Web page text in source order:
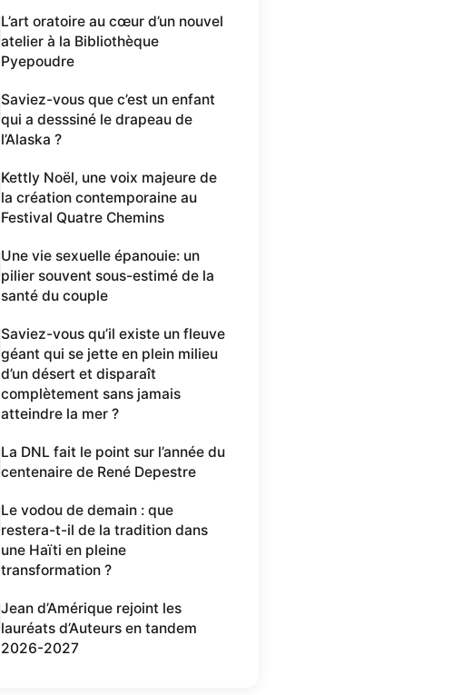
L’art oratoire au cœur d’un nouvel
atelier à la Bibliothèque
Pyepoudre
Saviez-vous que c’est un enfant
qui a desssiné le drapeau de
l’Alaska ?
Kettly Noël, une voix majeure de
la création contemporaine au
Festival Quatre Chemins
Une vie sexuelle épanouie: un
pilier souvent sous-estimé de la
santé du couple
Saviez-vous qu’il existe un fleuve
géant qui se jette en plein milieu
d’un désert et disparaît
complètement sans jamais
atteindre la mer ?
La DNL fait le point sur l’année du
centenaire de René Depestre
Le vodou de demain : que
restera-t-il de la tradition dans
une Haïti en pleine
transformation ?
Jean d’Amérique rejoint les
lauréats d’Auteurs en tandem
2026-2027